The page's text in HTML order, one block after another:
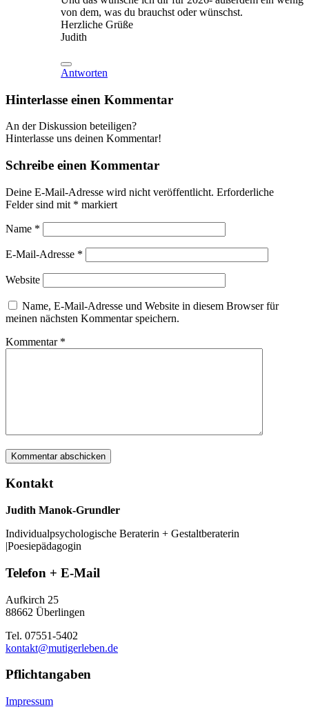
von dem, was du brauchst oder wünschst.
Herzliche Grüße
Judith
Antworten
Hinterlasse einen Kommentar
An der Diskussion beteiligen?
Hinterlasse uns deinen Kommentar!
Schreibe einen Kommentar
Deine E-Mail-Adresse wird nicht veröffentlicht. Erforderliche
Felder sind mit * markiert
Name *
E-Mail-Adresse *
Website
Name, E-Mail-Adresse und Website in diesem Browser für
meinen nächsten Kommentar speichern.
Kommentar *
Kontakt
Judith Manok-Grundler
Individualpsychologische Beraterin + Gestaltberaterin
|Poesiepädagogin
Telefon + E-Mail
Aufkirch 25
88662 Überlingen
Tel. 07551-5402
kontakt@mutigerleben.de
Pflichtangaben
Impressum